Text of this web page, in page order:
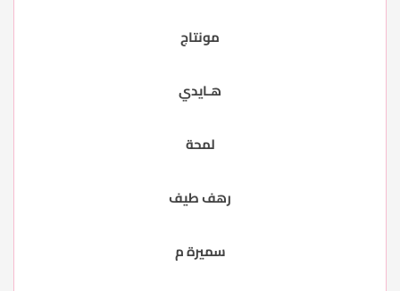
مونتاج
هـايدي
لمحة
رهف طيف
سميرة م